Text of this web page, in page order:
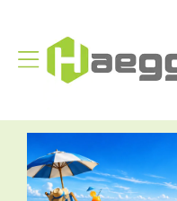
Affichage navigation